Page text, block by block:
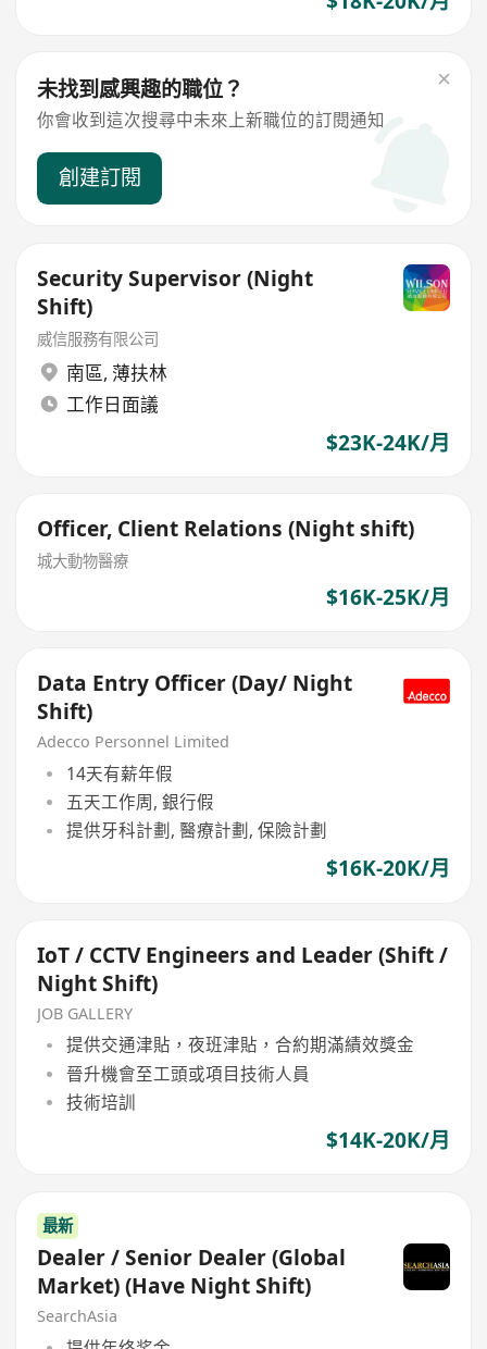
未找到感興趣的職位？
你會收到這次搜尋中未來上新職位的訂閱通知
創建訂閱
Security Supervisor (Night
Shift)
威信服務有限公司
南區, 薄扶林
工作日面議
$23K-24K/月
Officer, Client Relations (Night shift)
城大動物醫療
$16K-25K/月
Data Entry Officer (Day/ Night
Shift)
Adecco Personnel Limited
14天有薪年假
五天工作周, 銀行假
提供牙科計劃, 醫療計劃, 保險計劃
$16K-20K/月
IoT / CCTV Engineers and Leader (Shift /
Night Shift)
JOB GALLERY
提供交通津貼，夜班津貼，合約期滿績效獎金
晉升機會至工頭或項目技術人員
技術培訓
$14K-20K/月
最新
Dealer / Senior Dealer (Global
Market) (Have Night Shift)
SearchAsia